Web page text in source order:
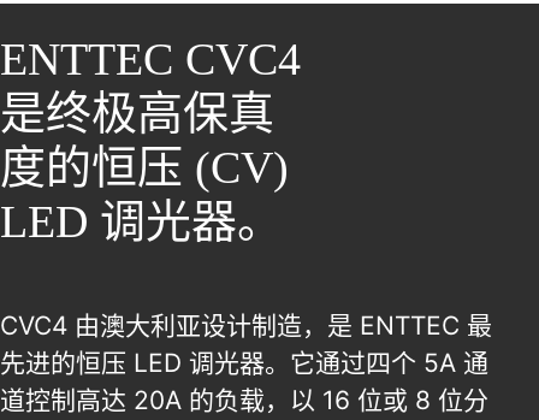
ENTTEC CVC4
是终极高保真
度的恒压 (CV)
LED 调光器。
CVC4 由澳大利亚设计制造，是 ENTTEC 最
先进的恒压 LED 调光器。它通过四个 5A 通
道控制高达 20A 的负载，以 16 位或 8 位分